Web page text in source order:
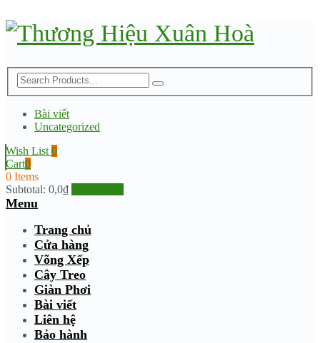
Bài viết
Uncategorized
Wish List 0
Cart0
0 Items
Subtotal: 0,0₫
Menu
Trang chủ
Cửa hàng
Võng Xếp
Cây Treo
Giàn Phơi
Bài viết
Liên hệ
Bảo hành